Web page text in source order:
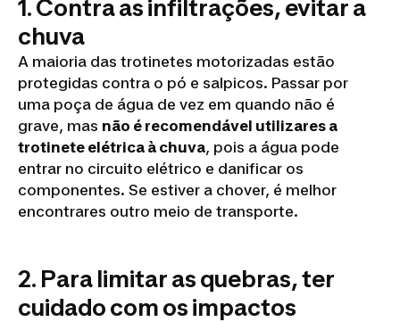
1. Contra as infiltrações, evitar a
chuva
A maioria das trotinetes motorizadas estão
protegidas contra o pó e salpicos. Passar por
uma poça de água de vez em quando não é
grave, mas não é recomendável utilizares a
trotinete elétrica à chuva, pois a água pode
entrar no circuito elétrico e danificar os
componentes. Se estiver a chover, é melhor
encontrares outro meio de transporte.
2. Para limitar as quebras, ter
cuidado com os impactos